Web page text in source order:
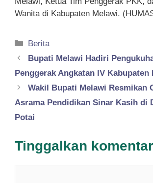
Wanita di Kabupaten Melawi.
Kategori
Berita
Bupati Melawi Hadiri
Penggerak Angkatan IV Kabupaten
Wakil Bupati Melawi Resmikan
Asrama Pendidikan Sinar Kasih di
Potai
Tinggalkan komentar